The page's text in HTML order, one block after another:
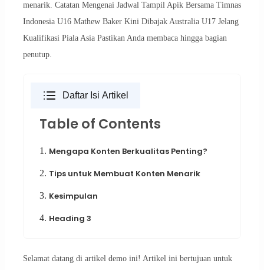
menarik. Catatan Mengenai Jadwal Tampil Apik Bersama Timnas
Indonesia U16 Mathew Baker Kini Dibajak Australia U17 Jelang
Kualifikasi Piala Asia Pastikan Anda membaca hingga bagian
penutup.
Daftar Isi Artikel
Table of Contents
1. Mengapa Konten Berkualitas Penting?
2. Tips untuk Membuat Konten Menarik
3. Kesimpulan
4. Heading 3
Selamat datang di artikel demo ini! Artikel ini bertujuan untuk